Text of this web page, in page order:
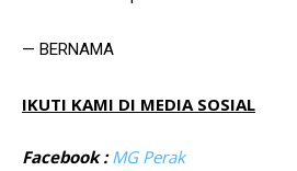
— BERNAMA
IKUTI KAMI DI MEDIA SOSIAL
Facebook : MG Perak